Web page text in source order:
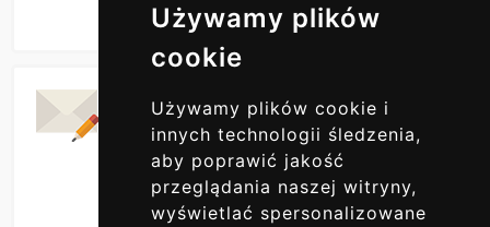
Używamy plików
cookie
Używamy plików cookie i
innych technologii śledzenia,
aby poprawić jakość
przeglądania naszej witryny,
wyświetlać spersonalizowane
Codzienne Aktualizacje
ZAPISZ SIĘ DO NAS